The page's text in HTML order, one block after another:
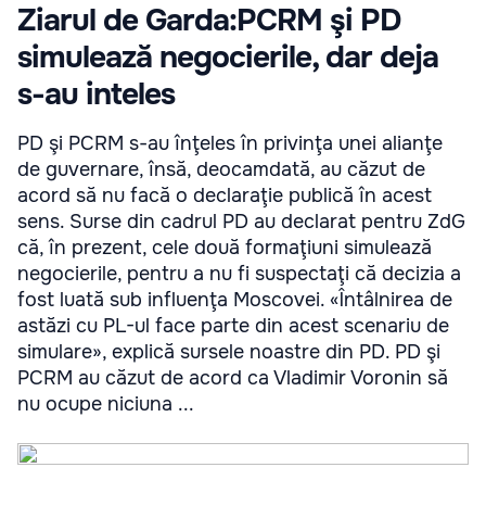
Ziarul de Garda:PCRM şi PD
simulează negocierile, dar deja
s-au inteles
PD şi PCRM s-au înţeles în privinţa unei alianţe
de guvernare, însă, deocamdată, au căzut de
acord să nu facă o declaraţie publică în acest
sens. Surse din cadrul PD au declarat pentru ZdG
că, în prezent, cele două formaţiuni simulează
negocierile, pentru a nu fi suspectaţi că decizia a
fost luată sub influenţa Moscovei. «Întâlnirea de
astăzi cu PL-ul face parte din acest scenariu de
simulare», explică sursele noastre din PD. PD şi
PCRM au căzut de acord ca Vladimir Voronin să
nu ocupe niciuna ...